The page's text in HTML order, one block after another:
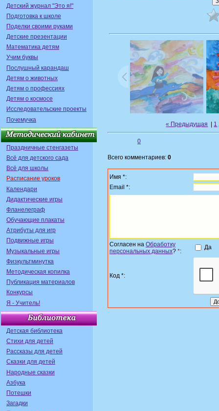
Детский журнал "Это я!"
Подготовка к школе
Поделки своими руками
Детские презентации
Математика детям
Учим буквы
Послушный карандаш
Детям о животных
Детям о профессиях
Детям о космосе
Исследовательские проекты
Почемучка
Праздничные стенгазеты
Всё для детского сада
Всё для школы
Расписание уроков
Календари
Дидактические игры
Фланелеграф
Обучающие плакаты
Атрибуты для игр
Подвижные игры
Музыкальные игры
Физкультминутка
Методическая копилка
Публикация материалов
Конкурсы
Я - Учитель!
Детская библиотека
Стихи для детей
Рассказы для детей
Сказки для детей
Народные сказки
Азбука
Потешки
Загадки
« Предыдущая 1
0
Всего комментариев: 0
Имя *:
Email *:
Согласен на Обработку
персональных данных? *:
Да
Код *: